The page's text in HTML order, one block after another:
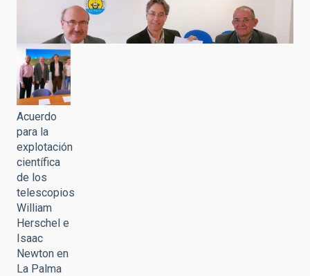
Acuerdo
para la
explotación
científica
de los
telescopios
William
Herschel e
Isaac
Newton en
La Palma